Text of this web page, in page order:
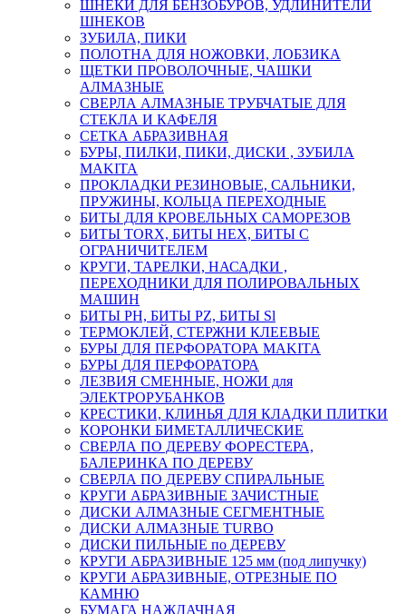
ШНЕКИ ДЛЯ БЕНЗОБУРОВ, УДЛИНИТЕЛИ
ШНЕКОВ
ЗУБИЛА, ПИКИ
ПОЛОТНА ДЛЯ НОЖОВКИ, ЛОБЗИКА
ЩЕТКИ ПРОВОЛОЧНЫЕ, ЧАШКИ
АЛМАЗНЫЕ
СВЕРЛА АЛМАЗНЫЕ ТРУБЧАТЫЕ ДЛЯ
СТЕКЛА И КАФЕЛЯ
СЕТКА АБРАЗИВНАЯ
БУРЫ, ПИЛКИ, ПИКИ, ДИСКИ , ЗУБИЛА
MAKITA
ПРОКЛАДКИ РЕЗИНОВЫЕ, САЛЬНИКИ,
ПРУЖИНЫ, КОЛЬЦА ПЕРЕХОДНЫЕ
БИТЫ ДЛЯ КРОВЕЛЬНЫХ САМОРЕЗОВ
БИТЫ TORX, БИТЫ НЕХ, БИТЫ С
ОГРАНИЧИТЕЛЕМ
КРУГИ, ТАРЕЛКИ, НАСАДКИ ,
ПЕРЕХОДНИКИ ДЛЯ ПОЛИРОВАЛЬНЫХ
МАШИН
БИТЫ PH, БИТЫ PZ, БИТЫ Sl
ТЕРМОКЛЕЙ, СТЕРЖНИ КЛЕЕВЫЕ
БУРЫ ДЛЯ ПЕРФОРАТОРА MAKITA
БУРЫ ДЛЯ ПЕРФОРАТОРА
ЛЕЗВИЯ СМЕННЫЕ, НОЖИ для
ЭЛЕКТРОРУБАНКОВ
КРЕСТИКИ, КЛИНЬЯ ДЛЯ КЛАДКИ ПЛИТКИ
КОРОНКИ БИМЕТАЛЛИЧЕСКИЕ
СВЕРЛА ПО ДЕРЕВУ ФОРЕСТЕРА,
БАЛЕРИНКА ПО ДЕРЕВУ
СВЕРЛА ПО ДЕРЕВУ СПИРАЛЬНЫЕ
КРУГИ АБРАЗИВНЫЕ ЗАЧИСТНЫЕ
ДИСКИ АЛМАЗНЫЕ СЕГМЕНТНЫЕ
ДИСКИ АЛМАЗНЫЕ TURBO
ДИСКИ ПИЛЬНЫЕ по ДЕРЕВУ
КРУГИ АБРАЗИВНЫЕ 125 мм (под липучку)
КРУГИ АБРАЗИВНЫЕ, ОТРЕЗНЫЕ ПО
КАМНЮ
БУМАГА НАЖДАЧНАЯ